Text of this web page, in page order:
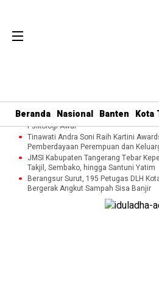
Beranda Nasional Banten Kota
Tangsel Bekali Masyarakat
Psikologi Awal
Tinawati Andra Soni Raih Kartini
Pemberdayaan Perempuan dan
JMSI Kabupaten Tangerang Tebar
Takjil, Sembako, hingga Santuni Yatim
Berangsur Surut, 195 Petugas DLH
Bergerak Angkut Sampah Sisa Banjir